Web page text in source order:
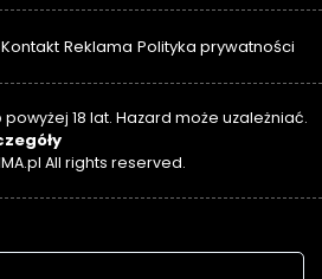
Kontakt Reklama Polityka prywatności
18 lat. Hazard może uzależniać.
All rights reserved.